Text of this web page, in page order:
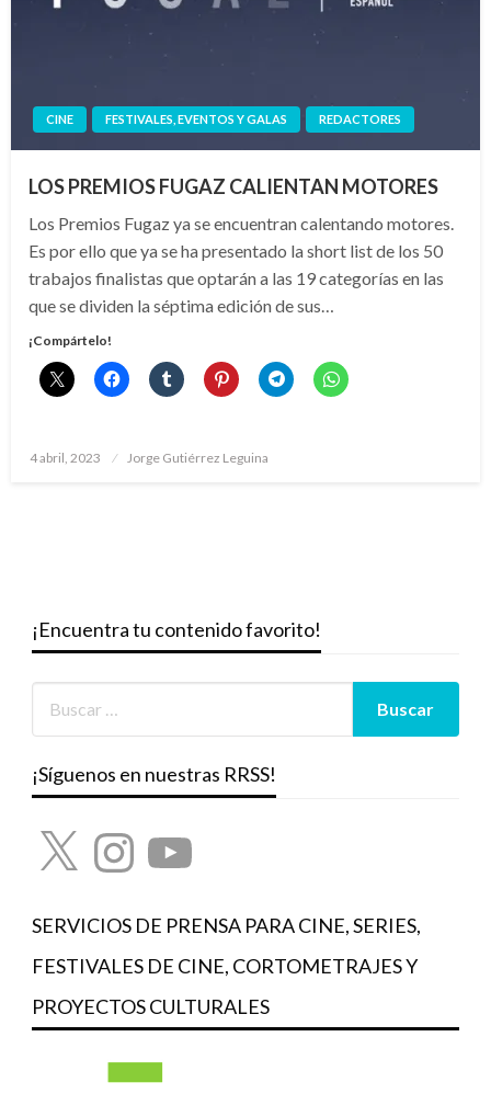
CINE FESTIVALES, EVENTOS Y GALAS REDACTORES
LOS PREMIOS FUGAZ CALIENTAN MOTORES
Los Premios Fugaz ya se encuentran calentando motores.
Es por ello que ya se ha presentado la short list de los 50
trabajos finalistas que optarán a las 19 categorías en las
que se dividen la séptima edición de sus…
¡Compártelo!
Publicado
4 abril, 2023 Jorge Gutiérrez Leguina
¡Encuentra tu contenido favorito!
¡Síguenos en nuestras RRSS!
X InstagramYouTube
SERVICIOS DE PRENSA PARA CINE, SERIES,
FESTIVALES DE CINE, CORTOMETRAJES Y
PROYECTOS CULTURALES